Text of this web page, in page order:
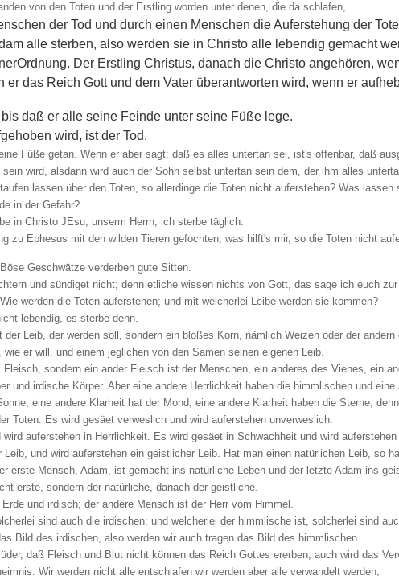
von den Toten und der Erstling worden unter denen, die da schlafen,
der Tod und durch einen Menschen die Auferstehung der
alle sterben, also werden sie in Christo alle lebendig gemacht
Der Erstling Christus, danach die Christo angehören,
er das Reich Gott und dem Vater überantworten wird, wenn er
daß er alle seine Feinde unter seine Füße lege.
wird, ist der Tod.
Füße getan. Wenn er aber sagt; daß es alles untertan sei, ist's offenbar, daß
wird, alsdann wird auch der Sohn selbst untertan sein dem, der ihm alles
lassen über den Toten, so allerdinge die Toten nicht auferstehen? Was lassen
in der Gefahr?
in Christo JEsu, unserm Herrn, ich sterbe täglich.
zu Ephesus mit den wilden Tieren gefochten, was hilft's mir, so die Toten nicht
Geschwätze verderben gute Sitten.
und sündiget nicht; denn etliche wissen nichts von Gott, das sage ich euch
werden die Toten auferstehen; und mit welcherlei Leibe werden sie kommen?
lebendig, es sterbe denn.
Leib, der werden soll, sondern ein bloßes Korn, nämlich Weizen oder der andern
er will, und einem jeglichen von den Samen seinen eigenen Leib.
sondern ein ander Fleisch ist der Menschen, ein anderes des Viehes, ein
und irdische Körper. Aber eine andere Herrlichkeit haben die himmlischen und eine
eine andere Klarheit hat der Mond, eine andere Klarheit haben die Sterne;
Toten. Es wird gesäet verweslich und wird auferstehen unverweslich.
wird auferstehen in Herrlichkeit. Es wird gesäet in Schwachheit und wird
Leib, und wird auferstehen ein geistlicher Leib. Hat man einen natürlichen Leib, so
erste Mensch, Adam, ist gemacht ins natürliche Leben und der letzte Adam ins
erste, sondern der natürliche, danach der geistliche.
und irdisch; der andere Mensch ist der Herr vom Himmel.
sind auch die irdischen; und welcherlei der himmlische ist, solcherlei sind
Bild des irdischen, also werden wir auch tragen das Bild des himmlischen.
daß Fleisch und Blut nicht können das Reich Gottes ererben; auch wird das
Wir werden nicht alle entschlafen wir werden aber alle verwandelt werden,